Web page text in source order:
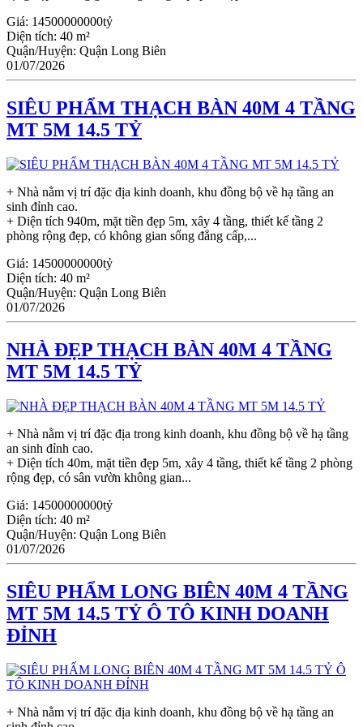
Giá: 14500000000tỷ
Diện tích: 40 m²
Quận/Huyện: Quận Long Biên
01/07/2026
SIÊU PHẨM THẠCH BÀN 40M 4 TẦNG
MT 5M 14.5 TỶ
+ Nhà nằm vị trí đặc địa kinh doanh, khu đồng bộ về hạ tầng an
sinh đỉnh cao.
+ Diện tích 940m, mặt tiền đẹp 5m, xây 4 tầng, thiết kế tầng 2
phòng rộng đẹp, có không gian sống đẳng cấp,...
Giá: 14500000000tỷ
Diện tích: 40 m²
Quận/Huyện: Quận Long Biên
01/07/2026
NHÀ ĐẸP THẠCH BÀN 40M 4 TẦNG
MT 5M 14.5 TỶ
+ Nhà nằm vị trí đặc địa trong kinh doanh, khu đồng bộ về hạ tầng
an sinh đỉnh cao.
+ Diện tích 40m, mặt tiền đẹp 5m, xây 4 tầng, thiết kế tầng 2 phòng
rộng đẹp, có sân vườn không gian...
Giá: 14500000000tỷ
Diện tích: 40 m²
Quận/Huyện: Quận Long Biên
01/07/2026
SIÊU PHẨM LONG BIÊN 40M 4 TẦNG
MT 5M 14.5 TỶ Ô TÔ KINH DOANH
ĐỈNH
+ Nhà nằm vị trí đặc địa kinh doanh, khu đồng bộ về hạ tầng an